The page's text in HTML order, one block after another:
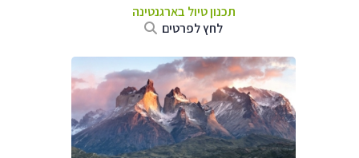
תכנון טיול בארגנטינה
לחץ לפרטים